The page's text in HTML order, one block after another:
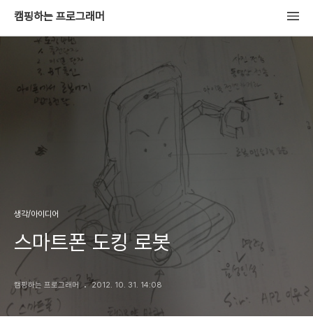
캠핑하는 프로그래머
생각/아이디어
스마트폰 도킹 로봇
캠핑하는 프로그래머 2012. 10. 31. 14:08